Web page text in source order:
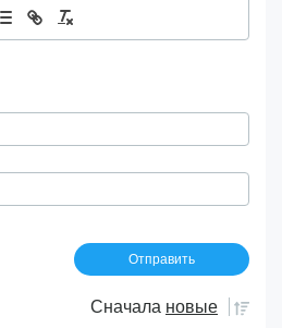
Сначала новые